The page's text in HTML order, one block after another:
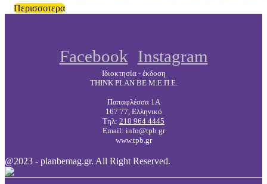
Περισσοτερα
Facebook Instagram
Ιδιοκτησία - έκδοση
THINK PLAN BE Μ.Ε.Π.Ε.
Παπαφλέσσα 1Α
167 77, Ελληνικό
Τηλ: 210 964 4445
Email: info@tpb.gr
www.tpb.gr
@2023 - planbemag.gr. All Right Reserved.